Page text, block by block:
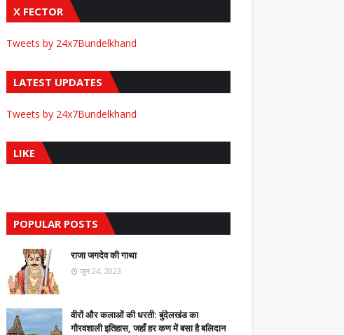
X FECTOR
Tweets by 24x7Bundelkhand
LATEST UPDATES
Tweets by 24x7Bundelkhand
LIKE
POPULAR POSTS
राजा जगदेव की गाथा
जून 24, 2023
वीरों और कलाओं की धरती: बुंदेलखंड का
गौरवशाली इतिहास, जहाँ हर कण में बसा है बलिदान